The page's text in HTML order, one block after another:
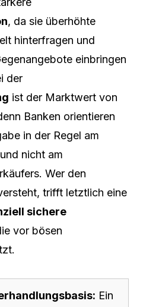
, da sie überhöhte
hinterfragen und
einbringen
der
ist der Marktwert von
Banken orientieren
in der Regel am
nicht am
Wer den
trifft letztlich eine
sichere
vor bösen
Ein